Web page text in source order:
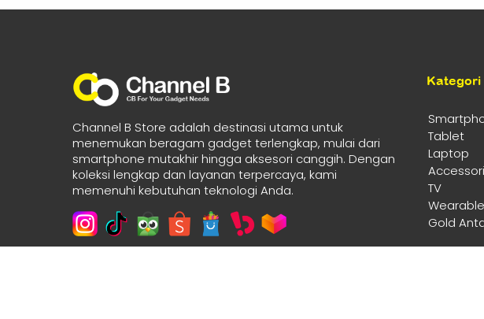
Channel B Store adalah destinasi utama untuk
menemukan beragam gadget terlengkap, mulai dari
smartphone mutakhir hingga aksesori canggih. Dengan
koleksi lengkap dan layanan terpercaya, kami
memenuhi kebutuhan teknologi Anda.
Kategori
Tablet
Laptop
TV
Wearable
Gold